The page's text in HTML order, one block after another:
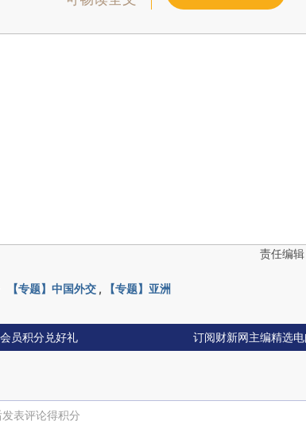
责任编
【专题】中国外交 , 【专题】亚洲
员积分兑好礼 订阅财新网主编精选
发表评论得积分